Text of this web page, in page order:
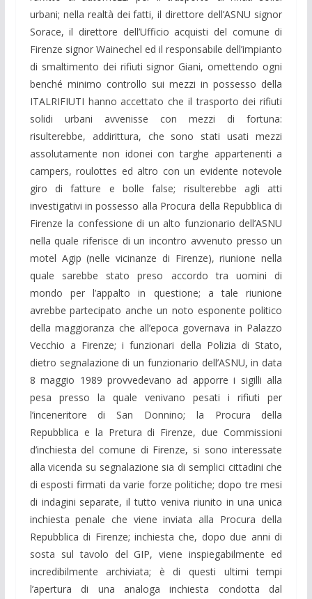
urbani; nella realtà dei fatti, il direttore dell’ASNU signor
Sorace, il direttore dell’Ufficio acquisti del comune di
Firenze signor Wainechel ed il responsabile dell’impianto
di smaltimento dei rifiuti signor Giani, omettendo ogni
benché minimo controllo sui mezzi in possesso della
ITALRIFIUTI hanno accettato che il trasporto dei rifiuti
solidi urbani avvenisse con mezzi di fortuna:
risulterebbe, addirittura, che sono stati usati mezzi
assolutamente non idonei con targhe appartenenti a
campers, roulottes ed altro con un evidente notevole
giro di fatture e bolle false; risulterebbe agli atti
investigativi in possesso alla Procura della Repubblica di
Firenze la confessione di un alto funzionario dell’ASNU
nella quale riferisce di un incontro avvenuto presso un
motel Agip (nelle vicinanze di Firenze), riunione nella
quale sarebbe stato preso accordo tra uomini di
mondo per l’appalto in questione; a tale riunione
avrebbe partecipato anche un noto esponente politico
della maggioranza che all’epoca governava in Palazzo
Vecchio a Firenze; i funzionari della Polizia di Stato,
dietro segnalazione di un funzionario dell’ASNU, in data
8 maggio 1989 provvedevano ad apporre i sigilli alla
pesa presso la quale venivano pesati i rifiuti per
l’inceneritore di San Donnino; la Procura della
Repubblica e la Pretura di Firenze, due Commissioni
d’inchiesta del comune di Firenze, si sono interessate
alla vicenda su segnalazione sia di semplici cittadini che
di esposti firmati da varie forze politiche; dopo tre mesi
di indagini separate, il tutto veniva riunito in una unica
inchiesta penale che viene inviata alla Procura della
Repubblica di Firenze; inchiesta che, dopo due anni di
sosta sul tavolo del GIP, viene inspiegabilmente ed
incredibilmente archiviata; è di questi ultimi tempi
l’apertura di una analoga inchiesta condotta dal